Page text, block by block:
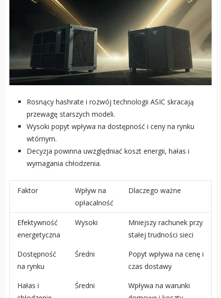
Rosnący hashrate i rozwój technologii ASIC skracają
przewagę starszych modeli.
Wysoki popyt wpływa na dostępność i ceny na rynku
wtórnym.
Decyzja powinna uwzględniać koszt energii, hałas i
wymagania chłodzenia.
Faktor
Wpływ na
opłacalność
Dlaczego ważne
Efektywność
energetyczna
Wysoki
Mniejszy rachunek przy
stałej trudności sieci
Dostępność
na rynku
Średni
Popyt wpływa na cenę i
czas dostawy
Hałas i
Średni
Wpływa na warunki